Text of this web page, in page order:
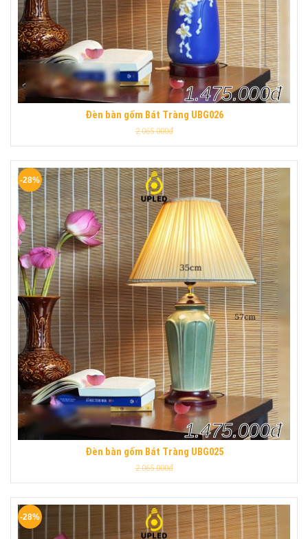
Đèn bàn gốm Bát Tràng UBG026
1.475.000đ
2.065.000đ
Đèn bàn gốm Bát Tràng UBG025
1.475.000đ
2.065.000đ
-28%
-28%